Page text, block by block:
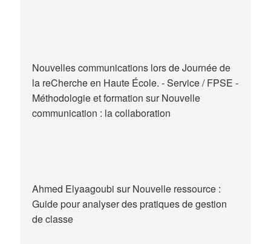
Nouvelles communications lors de Journée de
la reCherche en Haute École. - Service / FPSE -
Méthodologie et formation surNouvelle
communication : la collaboration
Ahmed Elyaagoubi surNouvelle ressource :
Guide pour analyser des pratiques de gestion
de classe